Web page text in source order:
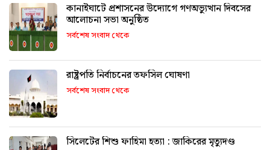
কানাইঘাটে প্রশাসনের উদ্যোগে গণঅভ্যুত্থান দিবসের
আলোচনা সভা অনুষ্ঠিত
সর্বশেষ সংবাদ থেকে
রাষ্ট্রপতি নির্বাচনের তফসিল ঘোষণা
সর্বশেষ সংবাদ থেকে
সিলেটের শিশু ফাহিমা হত্যা : জাকিরের মৃত্যুদণ্ড